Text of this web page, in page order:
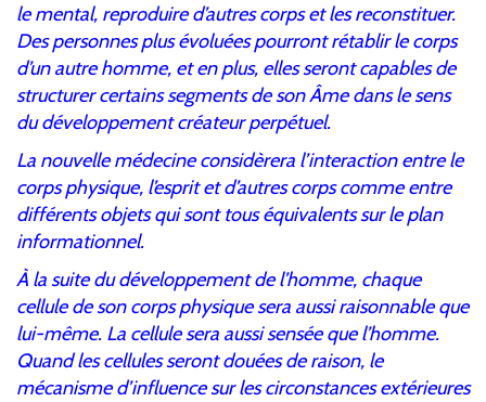
le mental, reproduire d’autres corps et les reconstituer.
Des personnes plus évoluées pourront rétablir le corps
d’un autre homme, et en plus, elles seront capables de
structurer certains segments de son Âme dans le sens
du développement créateur perpétuel.
La nouvelle médecine considèrera l’interaction entre le
corps physique, l’esprit et d’autres corps comme entre
différents objets qui sont tous équivalents sur le plan
informationnel.
À la suite du développement de l’homme, chaque
cellule de son corps physique sera aussi raisonnable que
lui-même. La cellule sera aussi sensée que l’homme.
Quand les cellules seront douées de raison, le
mécanisme d’influence sur les circonstances extérieures